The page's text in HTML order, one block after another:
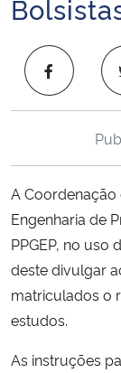
Ministério da
Ministério da Educação
Ministério de Minas e
Ministério da Ciência,
Ministério do Meio
A
Engenharia de
PPGEP, no uso
deste divulgar
matriculados o
estudos.
As instruções